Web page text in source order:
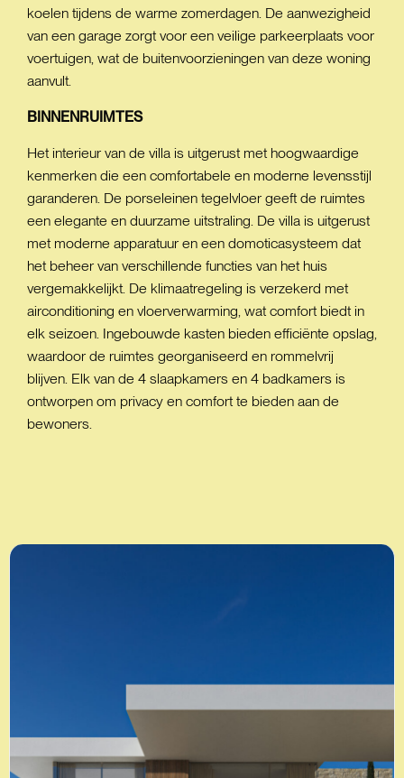
koelen tijdens de warme zomerdagen. De aanwezigheid
van een garage zorgt voor een veilige parkeerplaats voor
voertuigen, wat de buitenvoorzieningen van deze woning
aanvult.
BINNENRUIMTES
Het interieur van de villa is uitgerust met hoogwaardige
kenmerken die een comfortabele en moderne levensstijl
garanderen. De porseleinen tegelvloer geeft de ruimtes
een elegante en duurzame uitstraling. De villa is uitgerust
met moderne apparatuur en een domoticasysteem dat
het beheer van verschillende functies van het huis
vergemakkelijkt. De klimaatregeling is verzekerd met
airconditioning en vloerverwarming, wat comfort biedt in
elk seizoen. Ingebouwde kasten bieden efficiënte opslag,
waardoor de ruimtes georganiseerd en rommelvrij
blijven. Elk van de 4 slaapkamers en 4 badkamers is
ontworpen om privacy en comfort te bieden aan de
bewoners.